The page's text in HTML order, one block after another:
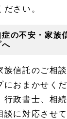
さい。
の不安・家族
へ
族信託のご相
おまかせくだ
行政書士、相
談に対応させ